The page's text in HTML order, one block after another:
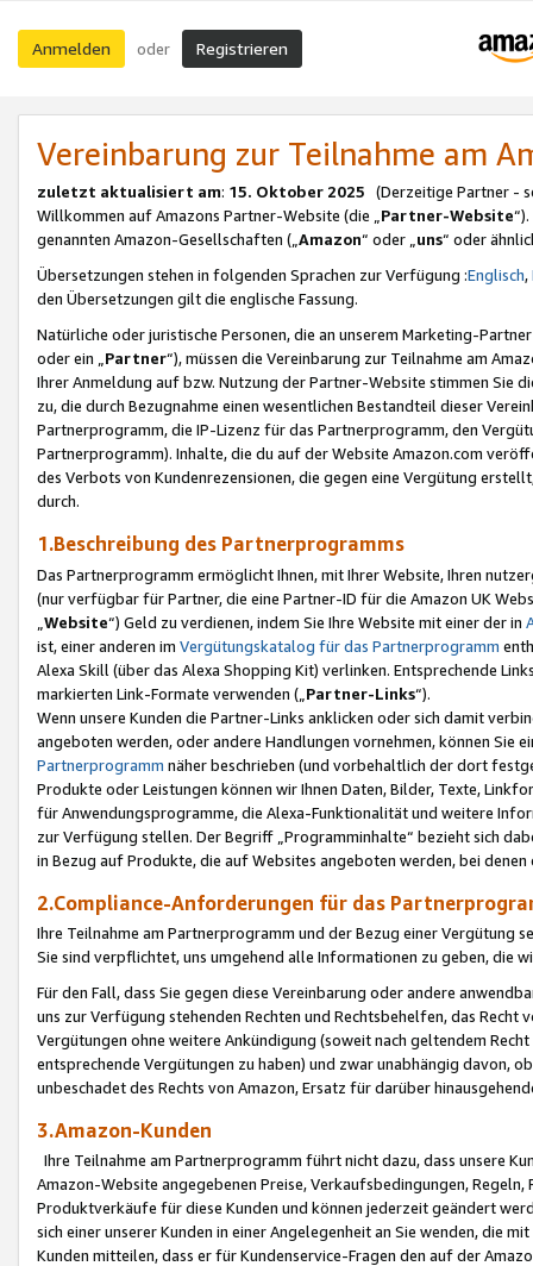
Anmelden oder Registrieren
Vereinbarung zur Teilnahme am
zuletzt aktualisiert am: 15. Oktober 2025 (Derzeitige Partner -
Willkommen auf Amazons Partner-Website (die „Partner-Website
genannten Amazon-Gesellschaften („Amazon“ oder „uns“ oder
Übersetzungen stehen in folgenden Sprachen zur Verfügung :Englisch,
den Übersetzungen gilt die englische Fassung.
Natürliche oder juristische Personen, die an unserem Marketing-
oder ein „Partner“), müssen die Vereinbarung zur Teilnahme am
Ihrer Anmeldung auf bzw. Nutzung der Partner-Website stimmen Sie
zu, die durch Bezugnahme einen wesentlichen Bestandteil dieser
Partnerprogramm, die IP-Lizenz für das Partnerprogramm, den
Partnerprogramm). Inhalte, die du auf der Website Amazon.com
des Verbots von Kundenrezensionen, die gegen eine Vergütung
durch.
1.Beschreibung des Partnerprogramms
Das Partnerprogramm ermöglicht Ihnen, mit Ihrer Website, Ihren
(nur verfügbar für Partner, die eine Partner-ID für die Amazon UK
Website“) Geld zu verdienen, indem Sie Ihre Website mit einer der in
ist, einer anderen im Vergütungskatalog für das Partnerprogramm
Alexa Skill (über das Alexa Shopping Kit) verlinken. Entsprechende
markierten Link-Formate verwenden („ Partner-Links“).
Wenn unsere Kunden die Partner-Links anklicken oder sich damit
angeboten werden, oder andere Handlungen vornehmen, können Sie
Partnerprogramm näher beschrieben (und vorbehaltlich der dort
Produkte oder Leistungen können wir Ihnen Daten, Bilder, Texte,
für Anwendungsprogramme, die Alexa-Funktionalität und weitere
zur Verfügung stellen. Der Begriff „Programminhalte“ bezieht sich
in Bezug auf Produkte, die auf Websites angeboten werden, bei
2.Compliance-Anforderungen für das
Ihre Teilnahme am Partnerprogramm und der Bezug einer Vergütung
Sie sind verpflichtet, uns umgehend alle Informationen zu geben, die
Für den Fall, dass Sie gegen diese Vereinbarung oder andere
uns zur Verfügung stehenden Rechten und Rechtsbehelfen, das
Vergütungen ohne weitere Ankündigung (soweit nach geltendem
entsprechende Vergütungen zu haben) und zwar unabhängig davon,
unbeschadet des Rechts von Amazon, Ersatz für darüber
3.Amazon-Kunden
Ihre Teilnahme am Partnerprogramm führt nicht dazu, dass unsere
Amazon-Website angegebenen Preise, Verkaufsbedingungen,
Produktverkäufe für diese Kunden und können jederzeit geändert
sich einer unserer Kunden in einer Angelegenheit an Sie wenden, die
Kunden mitteilen, dass er für Kundenservice-Fragen den auf der